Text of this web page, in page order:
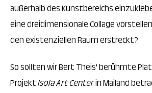
außerhalb des Kunstbereichs
eine dreidimensionale Collage
den existenziellen Raum erstreckt?
So sollten wir Bert Theis' berühmte
ProjektIsola Art Centerin Mailand